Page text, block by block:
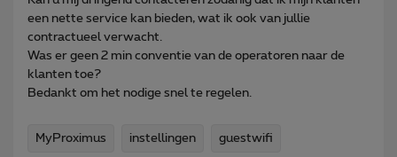
een nette service kan bieden, wat ik ook van jullie
contractueel verwacht.
Was er geen 2 min conventie van de operatoren naar de
klanten toe?
Bedankt om het nodige snel te regelen.
MyProximus instellingen guestwifi